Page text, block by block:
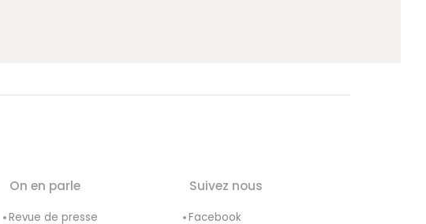
On en parle
Revue de presse
Suivez nous
Facebook